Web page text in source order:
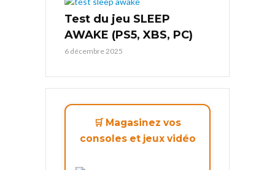
Test du jeu SLEEP
AWAKE (PS5, XBS, PC)
6 décembre 2025
🛒 Magasinez vos
consoles et jeux vidéo